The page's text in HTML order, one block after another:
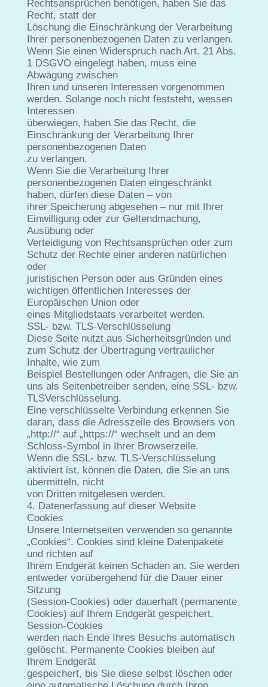
Rechtsansprüchen benötigen, haben Sie das
Recht, statt der
Löschung die Einschränkung der Verarbeitung
Ihrer personenbezogenen Daten zu verlangen.
Wenn Sie einen Widerspruch nach Art. 21 Abs.
1 DSGVO eingelegt haben, muss eine
Abwägung zwischen
Ihren und unseren Interessen vorgenommen
werden. Solange noch nicht feststeht, wessen
Interessen
überwiegen, haben Sie das Recht, die
Einschränkung der Verarbeitung Ihrer
personenbezogenen Daten
zu verlangen.
Wenn Sie die Verarbeitung Ihrer
personenbezogenen Daten eingeschränkt
haben, dürfen diese Daten – von
ihrer Speicherung abgesehen – nur mit Ihrer
Einwilligung oder zur Geltendmachung,
Ausübung oder
Verteidigung von Rechtsansprüchen oder zum
Schutz der Rechte einer anderen natürlichen
oder
juristischen Person oder aus Gründen eines
wichtigen öffentlichen Interesses der
Europäischen Union oder
eines Mitgliedstaats verarbeitet werden.
SSL- bzw. TLS-Verschlüsselung
Diese Seite nutzt aus Sicherheitsgründen und
zum Schutz der Übertragung vertraulicher
Inhalte, wie zum
Beispiel Bestellungen oder Anfragen, die Sie an
uns als Seitenbetreiber senden, eine SSL- bzw.
TLSVerschlüsselung.
Eine verschlüsselte Verbindung erkennen Sie
daran, dass die Adresszeile des Browsers von
„http://“ auf „https://“ wechselt und an dem
Schloss-Symbol in Ihrer Browserzeile.
Wenn die SSL- bzw. TLS-Verschlüsselung
aktiviert ist, können die Daten, die Sie an uns
übermitteln, nicht
von Dritten mitgelesen werden.
4. Datenerfassung auf dieser Website
Cookies
Unsere Internetseiten verwenden so genannte
„Cookies“. Cookies sind kleine Datenpakete
und richten auf
Ihrem Endgerät keinen Schaden an. Sie werden
entweder vorübergehend für die Dauer einer
Sitzung
(Session-Cookies) oder dauerhaft (permanente
Cookies) auf Ihrem Endgerät gespeichert.
Session-Cookies
werden nach Ende Ihres Besuchs automatisch
gelöscht. Permanente Cookies bleiben auf
Ihrem Endgerät
gespeichert, bis Sie diese selbst löschen oder